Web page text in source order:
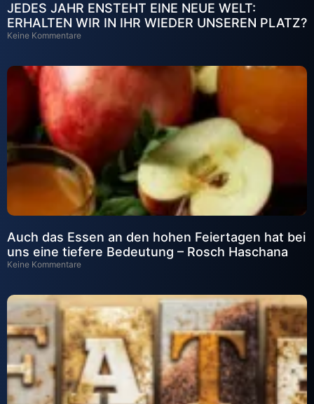
JEDES JAHR ENSTEHT EINE NEUE WELT:
ERHALTEN WIR IN IHR WIEDER UNSEREN PLATZ?
Keine Kommentare
Auch das Essen an den hohen Feiertagen hat bei
uns eine tiefere Bedeutung – Rosch Haschana
Keine Kommentare